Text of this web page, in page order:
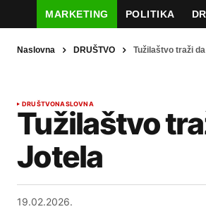
MARKETING POLITIKA
Naslovna DRUŠTVO Tužilaštvo traži
DRUŠTVONASLOVNA
Tužilaštvo
Jotela
19.02.2026.